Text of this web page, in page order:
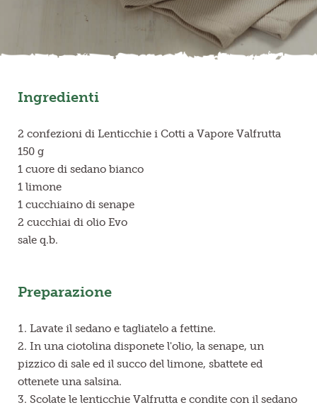
Linea BIO
Prodotti freschi
Ingredienti
2 confezioni di Lenticchie i Cotti a Vapore Valfrutta
150 g
1 cuore di sedano bianco
1 limone
1 cucchiaino di senape
2 cucchiai di olio Evo
sale q.b.
Preparazione
Lavate il sedano e tagliatelo a fettine.
In una ciotolina disponete l'olio, la senape, un
pizzico di sale ed il succo del limone, sbattete ed
ottenete una salsina.
Scolate le lenticchie Valfrutta e condite con il sedano